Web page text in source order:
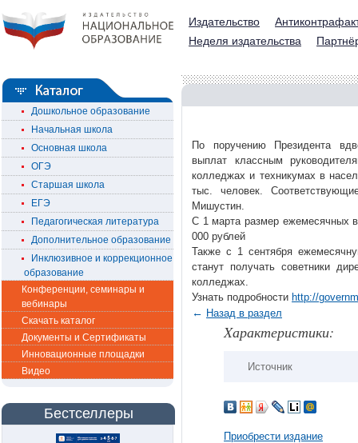
Издательство
Неделя издательства
Дошкольное образование
Начальная школа
Основная школа
ОГЭ
Старшая школа
ЕГЭ
Педагогическая литература
Дополнительное образование
Инклюзивное и коррекционное
образование
Конференции, семинары и
вебинары
Скачать каталог
Документы и Сертификаты
Инновационные площадки
Видео
Бестселлеры
По поручению Президента
выплат классным
колледжах и техникумах в
тыс. человек.
Мишустин.
С 1 марта размер ежемесячных
000 рублей
Также с 1 сентября
станут получать советники
колледжах.
Узнать подробности http://
← Назад в раздел
Xарактеристики:
Источник
Приобрести издание